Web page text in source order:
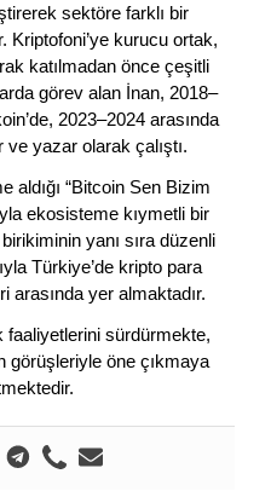
sektöre farklı bir
Kriptofoni’ye kurucu ortak,
katılmadan önce çeşitli
görev alan İnan, 2018–
2023–2024 arasında
yazar olarak çalıştı.
aldığı “Bitcoin Sen Bizim
ekosisteme kıymetli bir
yanı sıra düzenli
Türkiye’de kripto para
arasında yer almaktadır.
faaliyetlerini sürdürmekte,
görüşleriyle öne çıkmaya